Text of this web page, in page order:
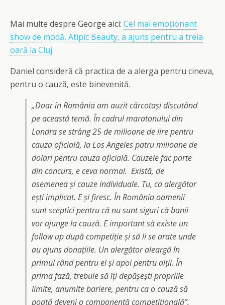
Mai multe despre George aici: Cel mai emoționant
show de modă, Atipic Beauty, a ajuns pentru a treia
oară la Cluj
Daniel consideră că practica de a alerga pentru cineva,
pentru o cauză, este binevenită.
„Doar în România am auzit cârcotași discutând
pe această temă. În cadrul maratonului din
Londra se strâng 25 de milioane de lire pentru
cauza oficială, la Los Angeles patru milioane de
dolari pentru cauza oficială. Cauzele fac parte
din concurs, e ceva normal. Există, de
asemenea și cauze individuale. Tu, ca alergător
ești implicat. E și firesc. În România oamenii
sunt sceptici pentru că nu sunt siguri că banii
vor ajunge la cauză. E important să existe un
follow up după competiție și să li se arate unde
au ajuns donațiile. Un alergător aleargă în
primul rând pentru el și apoi pentru alții. În
prima fază, trebuie să îți depășești propriile
limite, anumite bariere, pentru ca o cauză să
poată deveni o componentă competițională”,